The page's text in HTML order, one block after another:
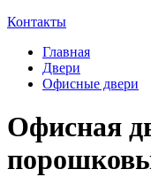
Контакты
Главная
Двери
Офисные двери
Офисная